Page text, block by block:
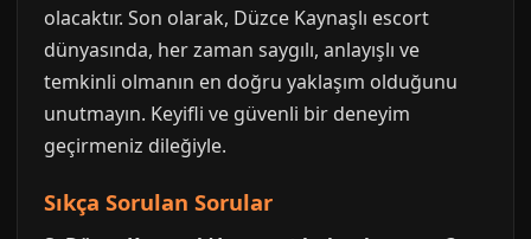
olacaktır. Son olarak, Düzce Kaynaşlı escort
dünyasında, her zaman saygılı, anlayışlı ve
temkinli olmanın en doğru yaklaşım olduğunu
unutmayın. Keyifli ve güvenli bir deneyim
geçirmeniz dileğiyle.
Sıkça Sorulan Sorular